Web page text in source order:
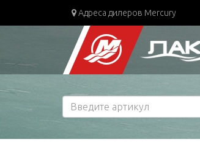
Адреса дилеров Mercury